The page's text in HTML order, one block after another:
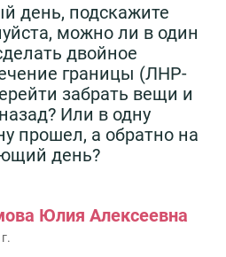
день, подскажите
можно ли в один
двойное
границы (ЛНР-
забрать вещи и
Или в одну
прошел, а обратно на
день?
Юлия Алексеевна